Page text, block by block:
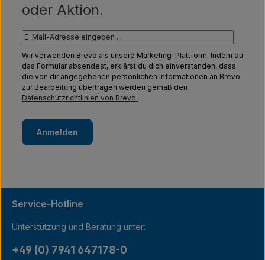
oder Aktion.
Wir verwenden Brevo als unsere Marketing-Plattform. Indem du
das Formular absendest, erklärst du dich einverstanden, dass
die von dir angegebenen persönlichen Informationen an Brevo
zur Bearbeitung übertragen werden gemäß den
Datenschutzrichtlinien von Brevo.
Anmelden
Service-Hotline
Unterstützung und Beratung unter:
+49 (0) 7941 647178-0